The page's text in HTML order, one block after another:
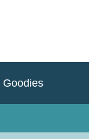
Goodies